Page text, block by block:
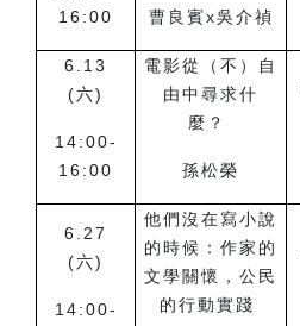
16:00
曹良賓x吳介禎
6.13
(六)
14:00-
16:00
電影從（不）自
由中尋求什
麼？
孫松榮
6.27
(六)
14:00-
他們沒在寫小說
的時候：作家的
文學關懷，公民
的行動實踐